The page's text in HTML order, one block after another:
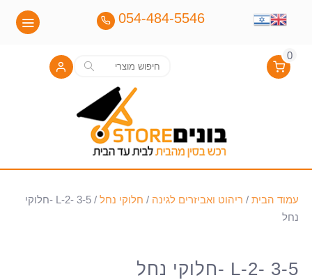
054-484-5546
חיפוש
חיפוש
0
עמוד הבית/ ריהוט ואביזרים לגינה / חלוקי נחל
/ L-2- 3-5 -חלוקי
נחל
L-2- 3-5 -חלוקי נחל